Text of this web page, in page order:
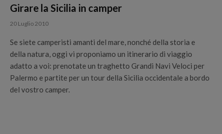
Girare la Sicilia in camper
20 Luglio 2010
Se siete camperisti amanti del mare, nonché della storia e
della natura, oggi vi proponiamo un itinerario di viaggio
adatto a voi: prenotate un traghetto Grandi Navi Veloci per
Palermo e partite per un tour della Sicilia occidentale a bordo
del vostro camper.